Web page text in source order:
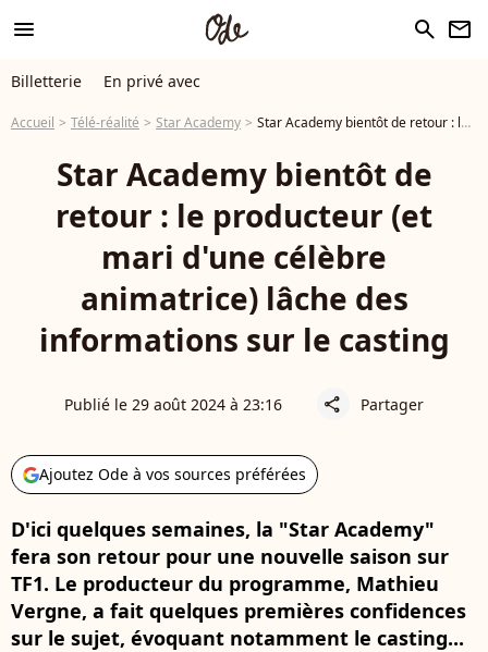
menu search newsletter
Billetterie En privé avec
Accueil Télé-réalité Star Academy Star Academy bientôt de retour : le producteur (et mari d'une célèbre animatrice) lâche des informations sur le casting
Star Academy bientôt de
retour : le producteur (et
mari d'une célèbre
animatrice) lâche des
informations sur le casting
Publié le 29 août 2024 à 23:16 share Partager
Ajoutez Ode à vos sources préférées
D'ici quelques semaines, la "Star Academy"
fera son retour pour une nouvelle saison sur
TF1. Le producteur du programme, Mathieu
Vergne, a fait quelques premières confidences
sur le sujet, évoquant notamment le casting...